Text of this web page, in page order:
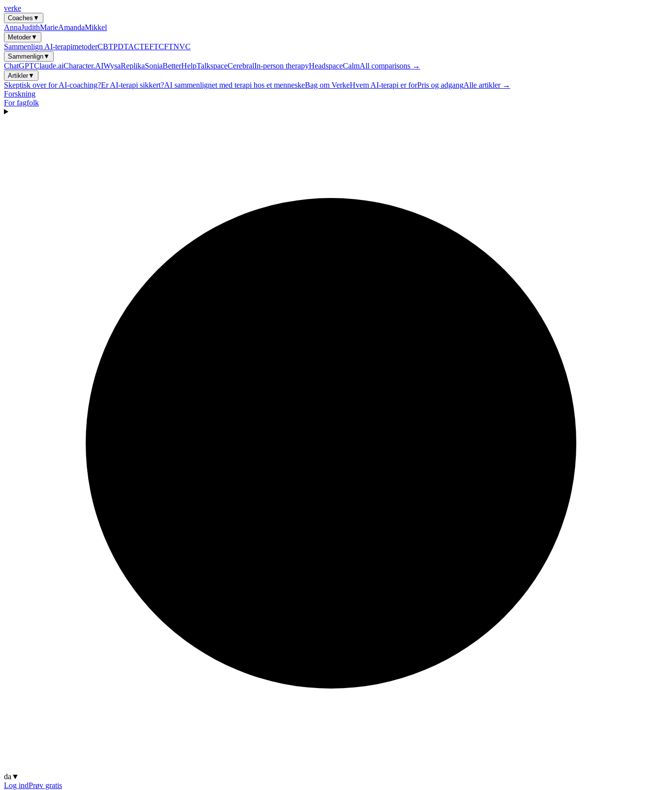
verke
Coaches ▼
AnnaJudithMarieAmandaMikkel
Metoder▼
Sammenlign AI-terapimetoderCBTPDTACTEFTCFTNVC
Sammenlign▼
ChatGPTClaude.aiCharacter.AIWysaReplikaSoniaBetterHelpTalkspaceCerebralIn-person therapyHeadspaceCalmAll comparisons →
Artikler▼
Skeptisk over for AI-coaching?Er AI-terapi sikkert?AI sammenlignet med terapi hos et menneskeBag om VerkeHvem AI-terapi er forPris og adgangAlle artikler →
Forskning
For fagfolk
da ▼
Log indPrøv gratis